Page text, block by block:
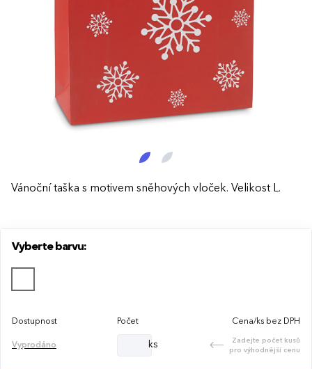
Vánoční taška s motivem sněhových vloček. Velikost L.
Vyberte barvu:
Dostupnost Počet Cena/ks bez DPH
Vyprodáno ks
Zadejte počet kusů
pro výhodnější cenu